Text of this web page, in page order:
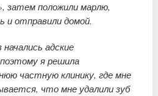
затем положили марлю,
и отправили домой.
адские
я решила
частную клинику, где мне
что мне удалили зуб